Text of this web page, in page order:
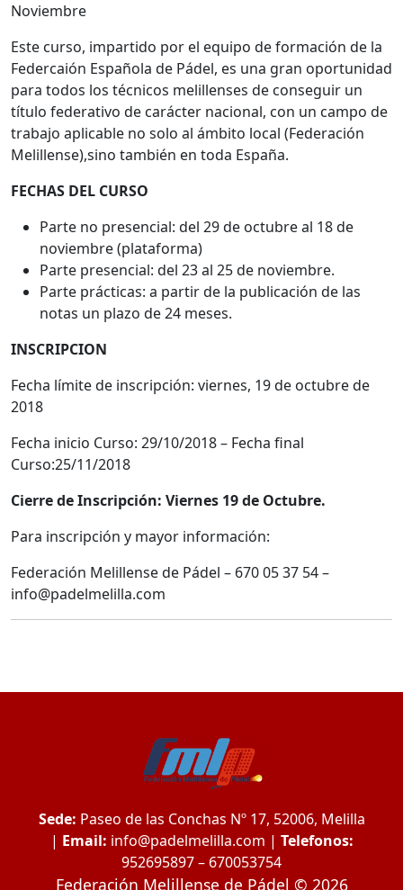
Noviembre
Este curso, impartido por el equipo de formación de la
Federcaión Española de Pádel, es una gran oportunidad
para todos los técnicos melillenses de conseguir un
título federativo de carácter nacional, con un campo de
trabajo aplicable no solo al ámbito local (Federación
Melillense),sino también en toda España.
FECHAS DEL CURSO
Parte no presencial: del 29 de octubre al 18 de
noviembre (plataforma)
Parte presencial: del 23 al 25 de noviembre.
Parte prácticas: a partir de la publicación de las
notas un plazo de 24 meses.
INSCRIPCION
Fecha límite de inscripción: viernes, 19 de octubre de
2018
Fecha inicio Curso: 29/10/2018 – Fecha final
Curso:25/11/2018
Cierre de Inscripción: Viernes 19 de Octubre.
Para inscripción y mayor información:
Federación Melillense de Pádel – 670 05 37 54 –
info@padelmelilla.com
Sede: Paseo de las Conchas Nº 17, 52006, Melilla
| Email: info@padelmelilla.com | Telefonos:
952695897 – 670053754
Federación Melillense de Pádel © 2026